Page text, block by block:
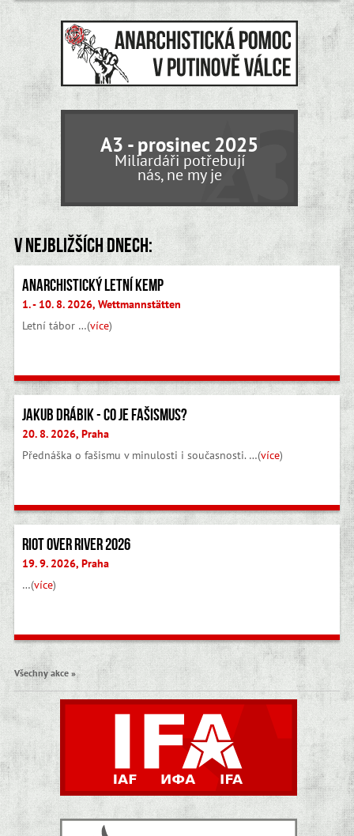
Válka
A3 - prosinec 2025
Miliardáři potřebují
nás, ne my je
V nejbližších dnech:
Anarchistický letní kemp
1. - 10. 8. 2026, Wettmannstätten
Letní tábor …(více)
Jakub Drábik - Co je fašismus?
20. 8. 2026, Praha
Přednáška o fašismu v minulosti i současnosti. …(více)
Riot Over River 2026
19. 9. 2026, Praha
…(více)
Všechny akce »